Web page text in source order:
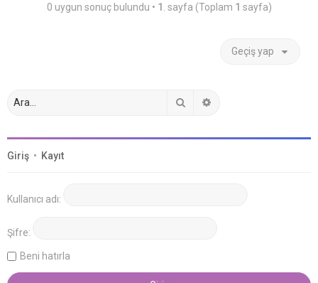
0 uygun sonuç bulundu • 1 . sayfa (Toplam 1 sayfa)
Geçiş yap
Giriş • Kayıt
Kullanıcı adı:
Şifre:
Beni hatırla